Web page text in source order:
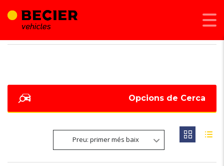
Opcions de Cerca
Preu: primer més baix